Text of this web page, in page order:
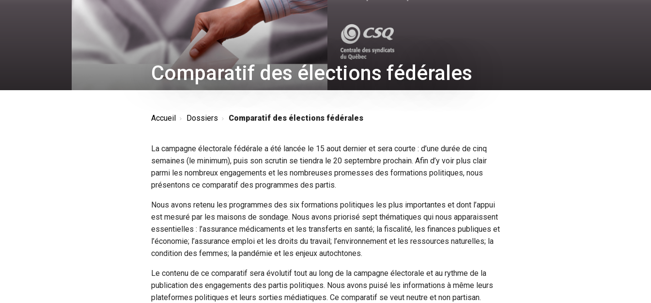
Comparatif des élections fédérales
Accueil Dossiers Comparatif des élections fédérales
La campagne électorale fédérale a été lancée le 15 aout dernier et sera courte : d’une durée de cinq
semaines (le minimum), puis son scrutin se tiendra le 20 septembre prochain. Afin d’y voir plus clair
parmi les nombreux engagements et les nombreuses promesses des formations politiques, nous
présentons ce comparatif des programmes des partis.
Nous avons retenu les programmes des six formations politiques les plus importantes et dont l’appui
est mesuré par les maisons de sondage. Nous avons priorisé sept thématiques qui nous apparaissent
essentielles : l’assurance médicaments et les transferts en santé; la fiscalité, les finances publiques et
l’économie; l’assurance emploi et les droits du travail; l’environnement et les ressources naturelles; la
condition des femmes; la pandémie et les enjeux autochtones.
Le contenu de ce comparatif sera évolutif tout au long de la campagne électorale et au rythme de la
publication des engagements des partis politiques. Nous avons puisé les informations à même leurs
plateformes politiques et leurs sorties médiatiques. Ce comparatif se veut neutre et non partisan.